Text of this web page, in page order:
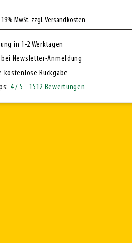
MwSt. zzgl. Versandkosten
in 1-2 Werktagen
bei Newsletter-Anmeldung
kostenlose Rückgabe
4/ 5 - 1512 Bewertungen